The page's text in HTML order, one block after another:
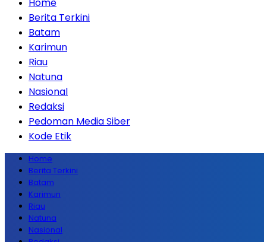
Berita Terkini
Batam
Karimun
Riau
Natuna
Nasional
Redaksi
Pedoman Media Siber
Kode Etik
Home
Berita Terkini
Batam
Karimun
Riau
Natuna
Nasional